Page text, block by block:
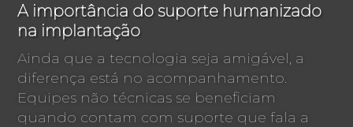
A importância do suporte humanizado
na implantação
Ainda que a tecnologia seja amigável, a
diferença está no acompanhamento.
Equipes não técnicas se beneficiam
quando contam com suporte que fala a